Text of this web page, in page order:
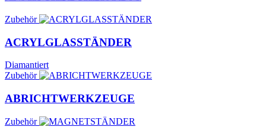
Zubehör
ACRYLGLASSTÄNDER
Diamantiert
Zubehör
ABRICHT­WERKZEUGE
Zubehör